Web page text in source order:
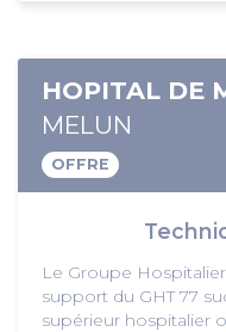
HOPITAL DE
MELUN
OFFRE
Le Groupe
support du GHT 77
supérieur hospitalier